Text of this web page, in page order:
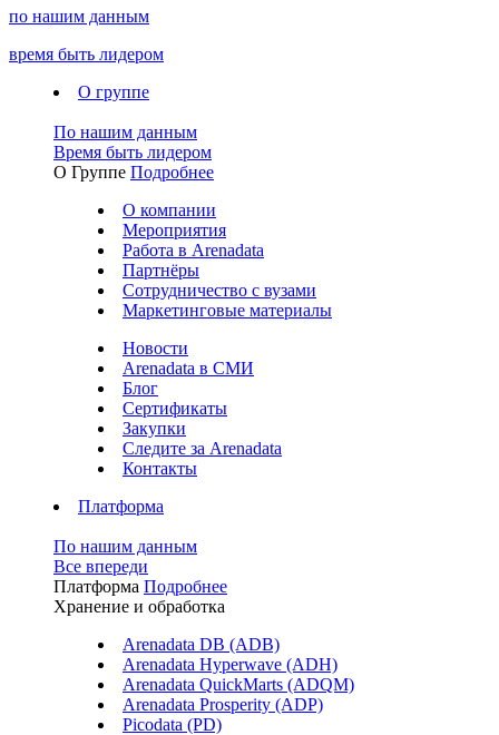
по нашим данным
время быть лидером
О группе
По нашим данным
Время быть лидером
О Группе Подробнее
О компании
Мероприятия
Работа в Arenadata
Партнёры
Сотрудничество с вузами
Маркетинговые материалы
Новости
Arenadata в СМИ
Блог
Сертификаты
Закупки
Следите за Аrenadata
Контакты
Платформа
По нашим данным
Все впереди
Платформа Подробнее
Хранение и обработка
Arenadata DB (ADB)
Arenadata Hyperwave (ADH)
Arenadata QuickMarts (ADQM)
Arenadata Prosperity (ADP)
Picodata (PD)